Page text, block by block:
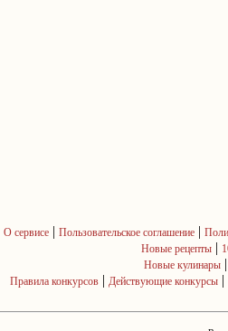
О сервисе| Пользовательское соглашение|
Новые рецепты |
Новые кулинары
Правила конкурсов | Действующие конкурсы |